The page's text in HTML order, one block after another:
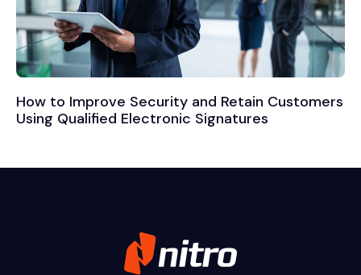
How to Improve Security and Retain Customers
Using Qualified Electronic Signatures